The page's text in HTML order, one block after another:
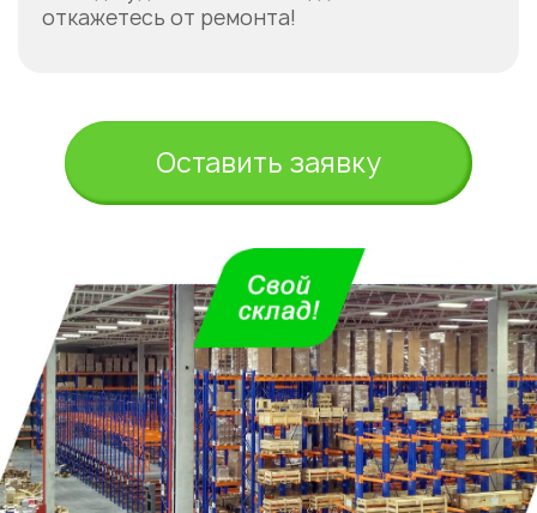
откажетесь от ремонта!
Оставить заявку